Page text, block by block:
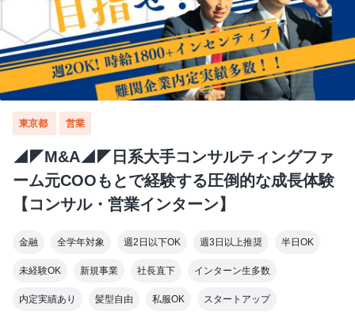
東京都 営業
◢◤M&A◢◤日系大手コンサルティングファ
ーム元COOもとで経験する圧倒的な成長体験
【コンサル・営業インターン】
金融 全学年対象 週2日以下OK 週3日以上推奨 半日OK
未経験OK 新規事業 社長直下 インターン生多数
内定実績あり 髪型自由 私服OK スタートアップ